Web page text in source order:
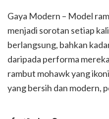
Gaya Modern – Model
menjadi sorotan setiap
berlangsung, bahkan
daripada performa
rambut mohawk yang
yang bersih dan modern,